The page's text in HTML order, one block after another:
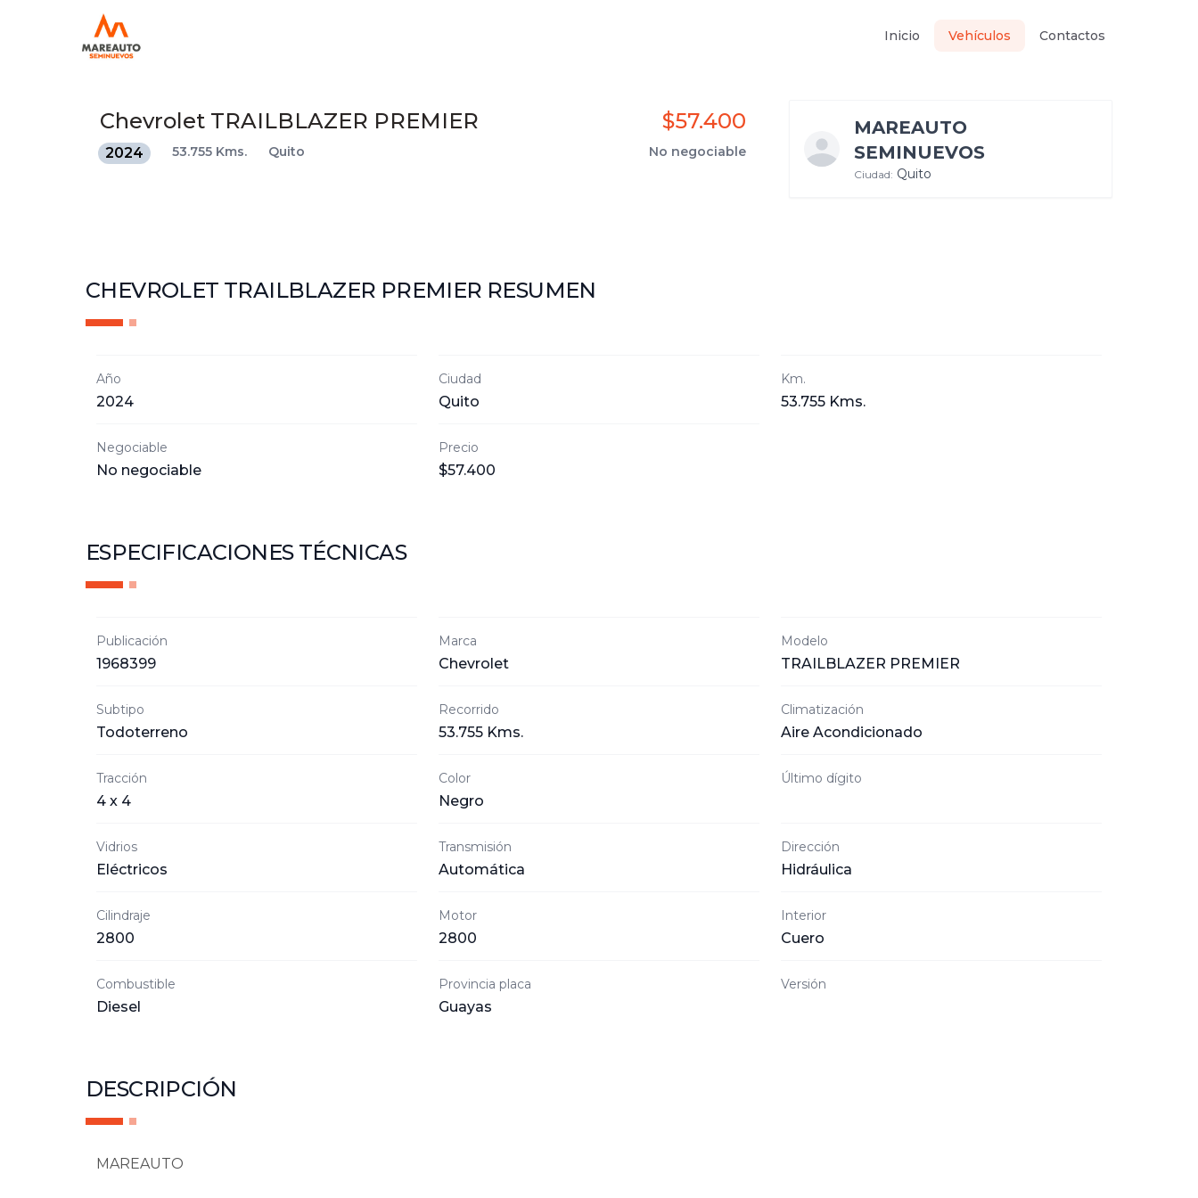
Inicio Vehículos Contactos
Chevrolet TRAILBLAZER PREMIER $57.400
2024 53.755 Kms. Quito No negociable
MAREAUTO
SEMINUEVOS
Ciudad: Quito
CHEVROLET TRAILBLAZER PREMIER RESUMEN
Año
2024
Ciudad
Quito
Km.
53.755 Kms.
Negociable
No negociable
Precio
$57.400
ESPECIFICACIONES TÉCNICAS
Publicación
1968399
Marca
Chevrolet
Modelo
TRAILBLAZER PREMIER
Subtipo
Todoterreno
Recorrido
53.755 Kms.
Climatización
Aire Acondicionado
Tracción
4 x 4
Color
Negro
Último dígito
Vidrios
Eléctricos
Transmisión
Automática
Dirección
Hidráulica
Cilindraje
2800
Motor
2800
Interior
Cuero
Combustible
Diesel
Provincia placa
Guayas
Versión
DESCRIPCIÓN
MAREAUTO